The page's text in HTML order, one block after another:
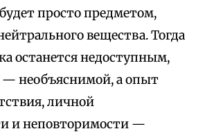
просто предметом,
вещества. Тогда
останется недоступным,
необъяснимой, а опыт
личной
и неповторимости —